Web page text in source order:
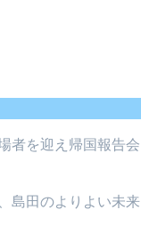
者を迎え帰国報告会
島田のよりよい未来